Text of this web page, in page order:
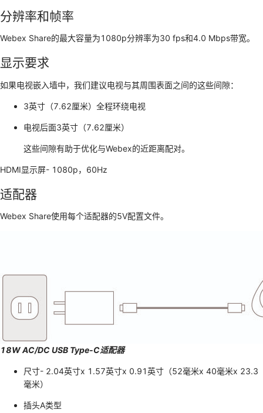
分辨率和帧率
Webex Share的最大容量为1080p分辨率为30 fps和4.0 Mbps带宽。
显示要求
如果电视嵌入墙中，我们建议电视与其周围表面之间的这些间隙：
3英寸（7.62厘米）全程环绕电视
电视后面3英寸（7.62厘米）
这些间隙有助于优化与Webex的近距离配对。
HDMI显示屏- 1080p，60Hz
适配器
Webex Share使用每个适配器的5V配置文件。
18W AC/DC USB Type-C适配器
尺寸- 2.04英寸x 1.57英寸x 0.91英寸（52毫米x 40毫米x 23.3
毫米）
插头A类型